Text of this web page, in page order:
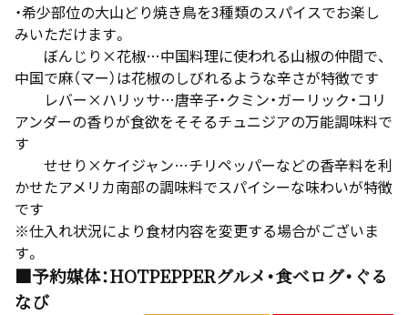
・希少部位の大山どり焼き鳥を3種類のスパイスでお楽し
みいただけます。
ぼんじり×花椒…中国料理に使われる山椒の仲間で、
中国で麻（マー）は花椒のしびれるような辛さが特徴です
レバー×ハリッサ…唐辛子・クミン・ガーリック・コリ
アンダーの香りが食欲をそそるチュニジアの万能調味料で
す
せせり×ケイジャン…チリペッパーなどの香辛料を利
かせたアメリカ南部の調味料でスパイシーな味わいが特徴
です
※仕入れ状況により食材内容を変更する場合がございま
す。
■予約媒体：HOTPEPPERグルメ・食べログ・ぐる
なび